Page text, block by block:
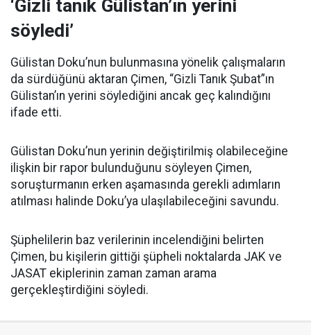
‘Gizli tanık Gülistan’ın yerini
söyledi’
Gülistan Doku’nun bulunmasına yönelik çalışmaların
da sürdüğünü aktaran Çimen, “Gizli Tanık Şubat”ın
Gülistan’ın yerini söylediğini ancak geç kalındığını
ifade etti.
Gülistan Doku’nun yerinin değiştirilmiş olabileceğine
ilişkin bir rapor bulunduğunu söyleyen Çimen,
soruşturmanın erken aşamasında gerekli adımların
atılması halinde Doku’ya ulaşılabileceğini savundu.
Şüphelilerin baz verilerinin incelendiğini belirten
Çimen, bu kişilerin gittiği şüpheli noktalarda JAK ve
JASAT ekiplerinin zaman zaman arama
gerçekleştirdiğini söyledi.